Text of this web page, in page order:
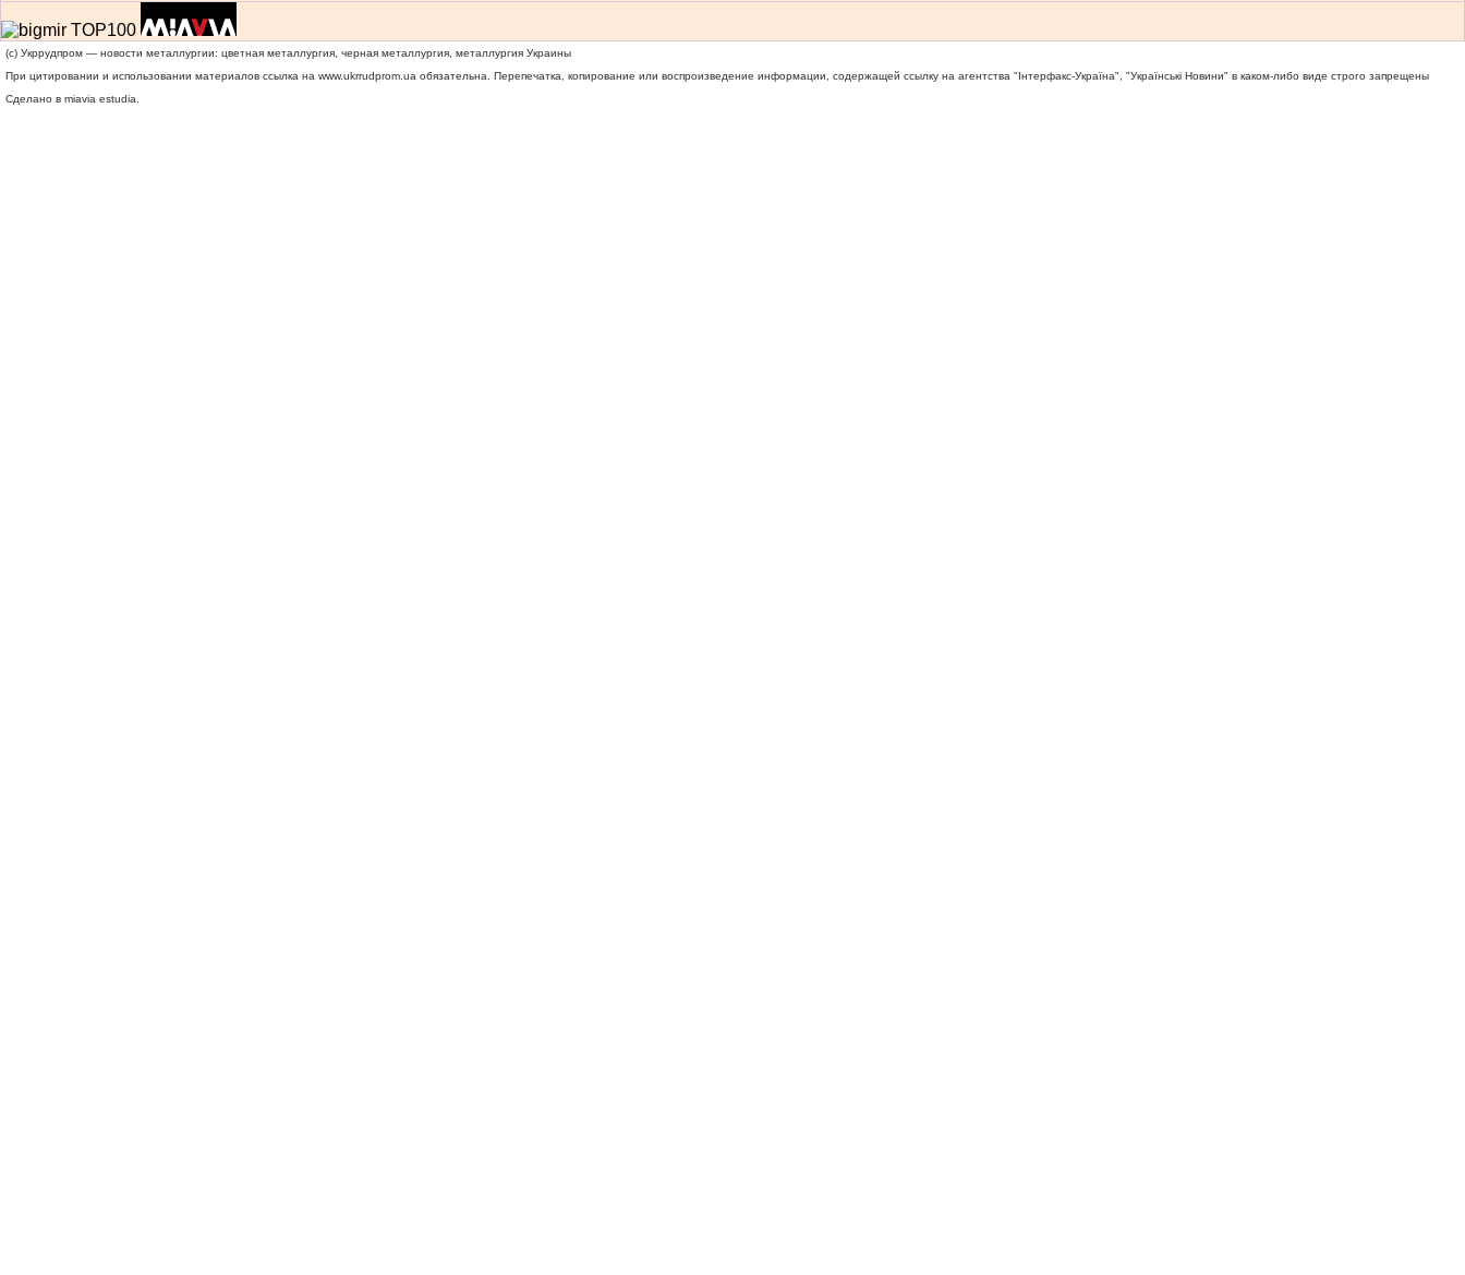
(c) Укррудпром — новости металлургии: цветная металлургия, черная металлургия, металлургия Украины
При цитировании и использовании материалов ссылка на www.ukrrudprom.ua обязательна. Перепечатка, копирование или воспроизведение информации, содержащей ссылку на агентства "Iнтерфакс-Україна", "Українськi Новини" в каком-либо виде строго запрещены
Сделано в miavia estudia.